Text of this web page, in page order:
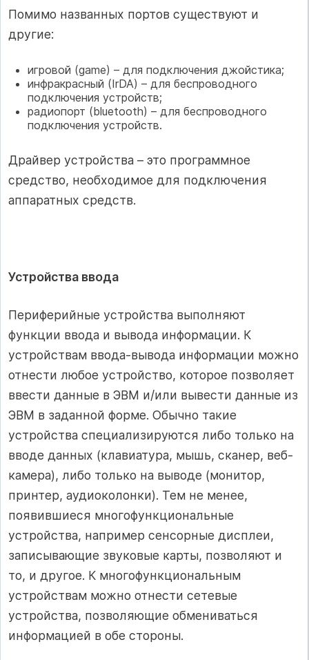
Помимо названных портов существуют и
другие:
игровой (game) – для подключения джойстика;
инфракрасный (IrDA) – для беспроводного
подключения устройств;
радиопорт (bluetooth) – для беспроводного
подключения устройств.
Драйвер устройства – это программное
средство, необходимое для подключения
аппаратных средств.
Устройства ввода
Периферийные устройства выполняют
функции ввода и вывода информации. К
устройствам ввода-вывода информации можно
отнести любое устройство, которое позволяет
ввести данные в ЭВМ и/или вывести данные из
ЭВМ в заданной форме. Обычно такие
устройства специализируются либо только на
вводе данных (клавиатура, мышь, сканер, веб-
камера), либо только на выводе (монитор,
принтер, аудиоколонки). Тем не менее,
появившиеся многофункциональные
устройства, например сенсорные дисплеи,
записывающие звуковые карты, позволяют и
то, и другое. К многофункциональным
устройствам можно отнести сетевые
устройства, позволяющие обмениваться
информацией в обе стороны.